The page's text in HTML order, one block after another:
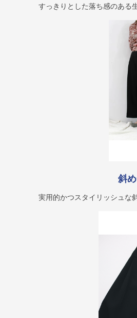
すっきりとした落ち感のある
斜
実用的かつスタイリッシュな